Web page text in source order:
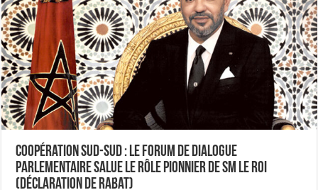
Coopération Sud-Sud : Le Forum de dialogue
parlementaire salue le rôle pionnier de SM le Roi
(Déclaration de Rabat)